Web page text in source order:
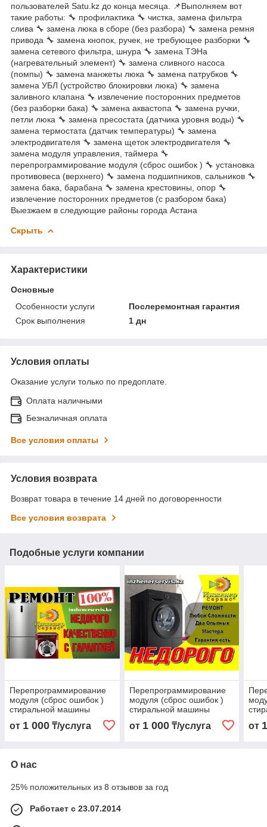
пользователей Satu.kz до конца месяца. 📌Выполняем вот
такие работы: 🔧 профилактика 🔧 чистка, замена фильтра
слива 🔧 замена люка в сборе (без разбора) 🔧 замена ремня
привода 🔧 замена кнопок, ручек, не требующее разборки 🔧
замена сетевого фильтра, шнура 🔧 замена ТЭНа
(нагревательный элемент) 🔧 замена сливного насоса
(помпы) 🔧 замена манжеты люка 🔧 замена патрубков 🔧
замена УБЛ (устройство блокировки люка) 🔧 замена
заливного клапана 🔧 извлечение посторонних предметов
(без разборки бака) 🔧 замена аквастопа 🔧 замена ручки,
петли люка 🔧 замена пресостата (датчика уровня воды) 🔧
замена термостата (датчик температуры) 🔧 замена
электродвигателя 🔧 замена щеток электродвигателя 🔧
замена модуля управления, таймера 🔧
перепрограммирование модуля (сброс ошибок ) 🔧 установка
противовеса (верхнего) 🔧 замена подшипников, сальников 🔧
замена бака, барабана 🔧 замена крестовины, опор 🔧
извлечение посторонних предметов (с разбором бака)
Выезжаем в следующие районы города Астана
Скрыть
Характеристики
Основные
Особенности услуги
Послеремонтная гарантия
Срок выполнения
1 дн
Условия оплаты
Оказание услуги только по предоплате.
Оплата наличными
Безналичная оплата
Все условия оплаты
Условия возврата
Возврат товара в течение 14 дней по договоренности
Все условия возврата
Подобные услуги компании
Перепрограммирование
модуля (сброс ошибок )
стиральной машины
BEKO/БЕКО
от 1 000 ₸/услуга
Перепрограммирование
модуля (сброс ошибок )
стиральной машины
Daewoo Electronics/
Даевоо Електроникс
от 1 000₸/услуга от
О нас
25% положительных из 8 отзывов за год
Работает с 23.07.2014